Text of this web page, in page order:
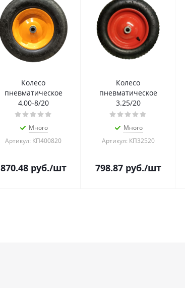
Колесо
пневматическое
4,00-8/20
Много
Артикул: КП400820
870.48руб./шт
Колесо
пневматическое
3.25/20
Много
Артикул: КП32520
798.87руб./шт